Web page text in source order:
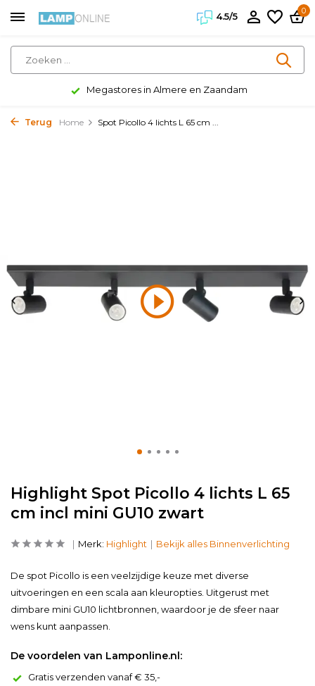
4.5/5
0
Megastores in Almere en Zaandam
Terug Home Spot Picollo 4 lichts L 65 cm ...
Highlight Spot Picollo 4 lichts L 65
cm incl mini GU10 zwart
Merk: Highlight Bekijk alles Binnenverlichting
De spot Picollo is een veelzijdige keuze met diverse
uitvoeringen en een scala aan kleuropties. Uitgerust met
dimbare mini GU10 lichtbronnen, waardoor je de sfeer naar
wens kunt aanpassen.
De voordelen van Lamponline.nl:
Gratis verzenden vanaf € 35,-